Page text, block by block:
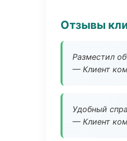
Отзывы
Разместил
— Клиент
Удобный
— Клиент